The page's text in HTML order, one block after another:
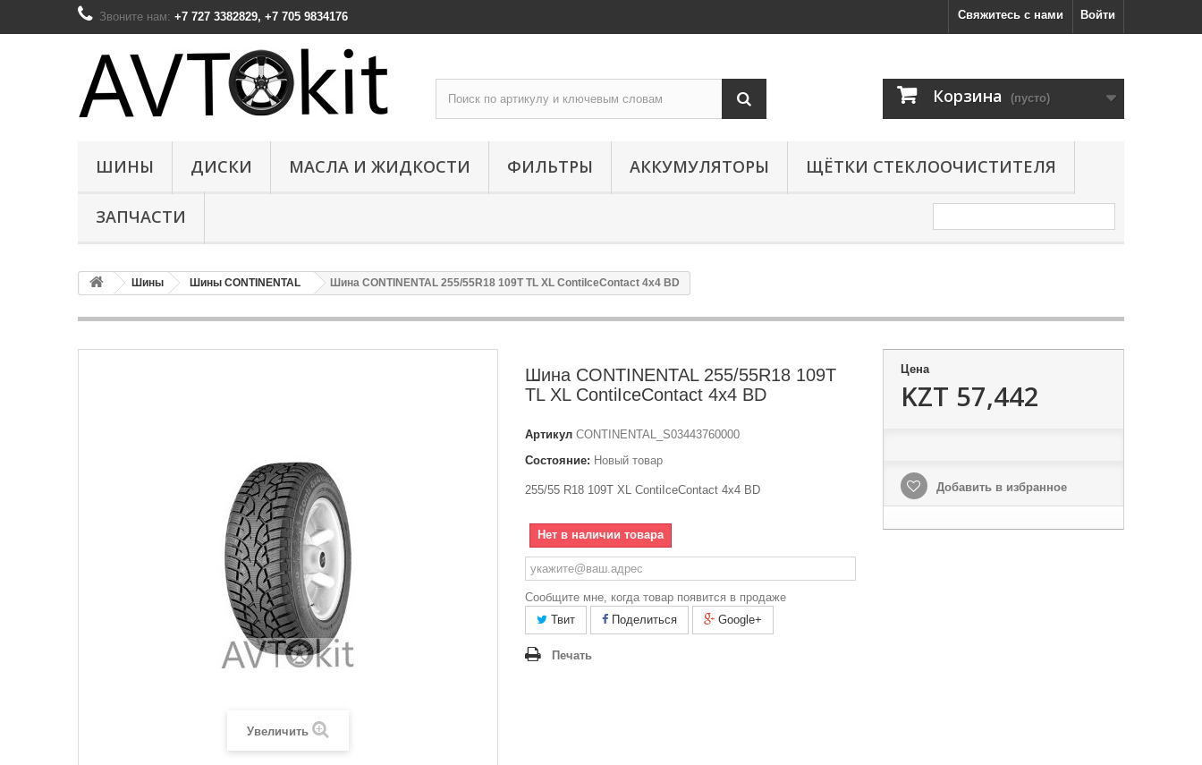
Войти
Свяжитесь с нами
Звоните нам: +7 727 3382829, +7 705 9834176
Корзина (пусто)
ШИНЫ ДИСКИ МАСЛА И ЖИДКОСТИ ФИЛЬТРЫ АККУМУЛЯТОРЫ ЩЁТКИ СТЕКЛООЧИСТИТЕЛЯ
ЗАПЧАСТИ
Шины Шины CONTINENTAL Шина CONTINENTAL 255/55R18 109T TL XL ContiIceContact 4x4 BD
Увеличить
Шина CONTINENTAL 255/55R18 109T
TL XL ContiIceContact 4x4 BD
Артикул CONTINENTAL_S03443760000
Состояние: Новый товар
255/55 R18 109T XL ContiIceContact 4x4 BD
Нет в наличии товара
Сообщите мне, когда товар появится в продаже
Твит
Поделиться Google+
Печать
Цена
KZT 57,442
Добавить в избранное